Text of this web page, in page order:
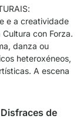
e a creatividade
con Forza.
danza ou
heteroxéneos,
A escena
de